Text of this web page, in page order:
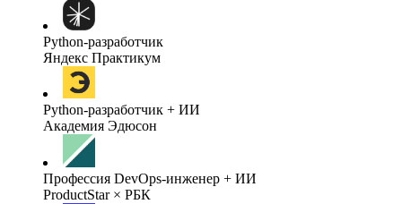
Python-разработчик
Яндекс Практикум
Python-разработчик + ИИ
Академия Эдюсон
Профессия DevOps-инженер + ИИ
ProductStar × РБК